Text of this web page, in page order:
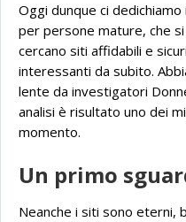
Oggi dunque ci
per persone mature, che
cercano siti affidabili e
interessanti da subito.
lente da investigatori
analisi è risultato uno dei
momento.
Un primo
Neanche i siti sono eterni,